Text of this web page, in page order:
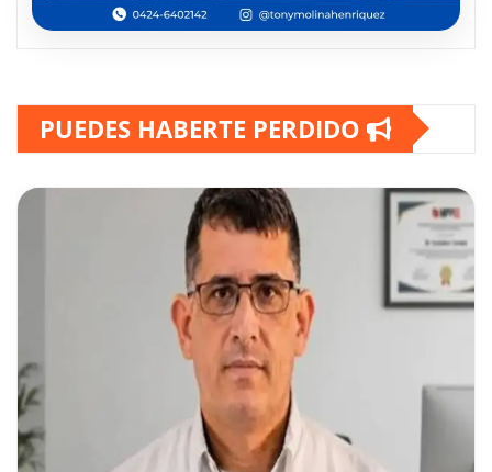
PUEDES HABERTE PERDIDO